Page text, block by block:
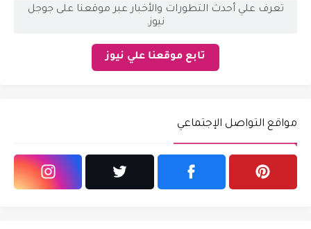
تعرف علي أحدث التطورات والأخبار عبر موقعنا على جوجل
نيوز.
تابع موقعنا علي نيوز
مواقع التواصل الإجتماعي